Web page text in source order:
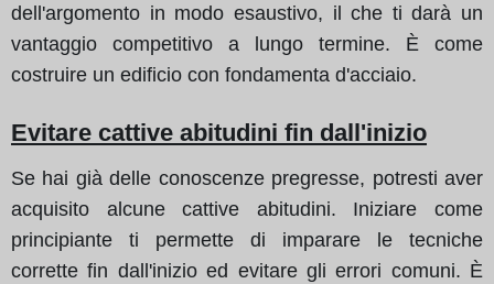
dell'argomento in modo esaustivo, il che ti darà un
vantaggio competitivo a lungo termine. È come
costruire un edificio con fondamenta d'acciaio.
Evitare cattive abitudini fin dall'inizio
Se hai già delle conoscenze pregresse, potresti aver
acquisito alcune cattive abitudini. Iniziare come
principiante ti permette di imparare le tecniche
corrette fin dall'inizio ed evitare gli errori comuni. È